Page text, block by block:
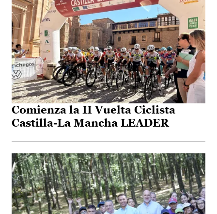
Comienza la II Vuelta Ciclista
Castilla-La Mancha LEADER